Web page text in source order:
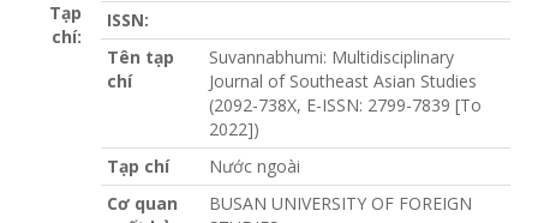
Tạp
chí:
ISSN:
Tên tạp
chí
Suvannabhumi: Multidisciplinary
Journal of Southeast Asian Studies
(2092-738X, E-ISSN: 2799-7839 [To
2022])
Tạp chí
Nước ngoài
Cơ quan
BUSAN UNIVERSITY OF FOREIGN